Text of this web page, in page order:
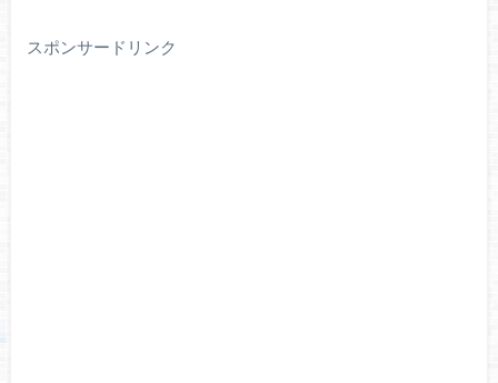
スポンサードリンク